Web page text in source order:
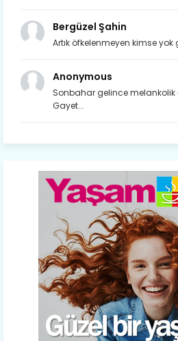
Bergüzel Şahin
Artık öfkelenmeyen kimse yok
Anonymous
Sonbahar gelince
Gayet...